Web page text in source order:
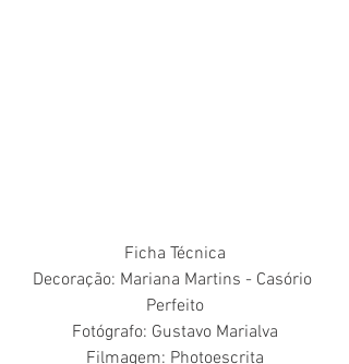
Ficha Técnica
Decoração: Mariana Martins - Casório
Perfeito
Fotógrafo: Gustavo Marialva
Filmagem: Photoescrita